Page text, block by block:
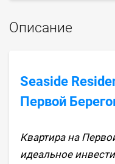
Описание
Seaside
Первой
Квартира на
идеальное